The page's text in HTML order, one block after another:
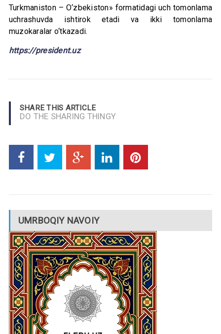
Turkmaniston – O‘zbekiston» formatidagi uch tomonlama
uchrashuvda ishtirok etadi va ikki tomonlama
muzokaralar o‘tkazadi.
https://president.uz
SHARE THIS ARTICLE
DO THE SHARING THINGY
UMRBOQIY NAVOIY